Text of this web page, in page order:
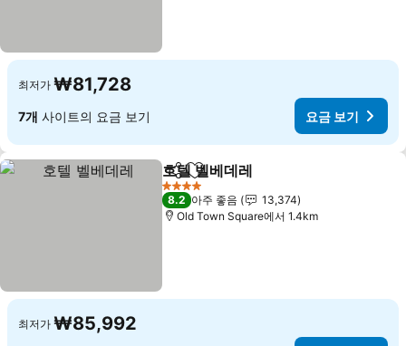
최저가 ₩81,728
7개 사이트의 요금 보기 요금 보기
공유 즐겨찾기에 추가
호텔 벨베데레
4 성급
8.2 아주 좋음
13,374
Old Town Square에서 1.4km
최저가 ₩85,992